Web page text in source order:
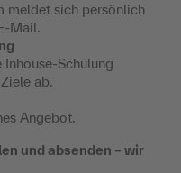
meldet sich persönlich
Mail.
Schulung
ab.
Angebot.
und absenden – wir